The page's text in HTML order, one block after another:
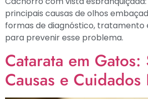
principais causas de olhos
formas de diagnóstico, tratamento
para prevenir esse problema.
Catarata em Gatos:
Causas e Cuidados